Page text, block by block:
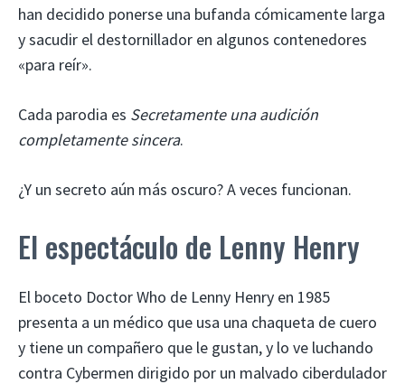
han decidido ponerse una bufanda cómicamente larga
y sacudir el destornillador en algunos contenedores
«para reír».
Cada parodia es Secretamente una audición
completamente sincera.
¿Y un secreto aún más oscuro? A veces funcionan.
El espectáculo de Lenny Henry
El boceto Doctor Who de Lenny Henry en 1985
presenta a un médico que usa una chaqueta de cuero
y tiene un compañero que le gustan, y lo ve luchando
contra Cybermen dirigido por un malvado ciberdulador